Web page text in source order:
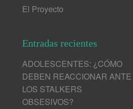
El Proyecto
Entradas recientes
ADOLESCENTES: ¿CÓMO
DEBEN REACCIONAR ANTE
LOS STALKERS
OBSESIVOS?